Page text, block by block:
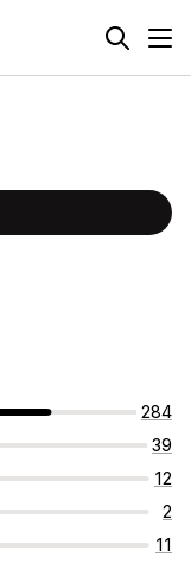
284
39
12
2
11